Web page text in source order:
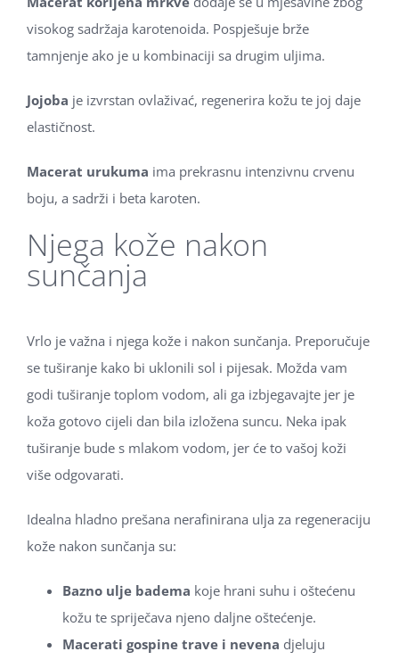
visokog sadržaja karotenoida. Pospješuje brže
tamnjenje ako je u kombinaciji sa drugim uljima.
Jojoba je izvrstan ovlaživać, regenerira kožu te joj daje
elastičnost.
Macerat urukuma ima prekrasnu intenzivnu crvenu
boju, a sadrži i beta karoten.
Njega kože nakon
sunčanja
Vrlo je važna i njega kože i nakon sunčanja. Preporučuje
se tuširanje kako bi uklonili sol i pijesak. Možda vam
godi tuširanje toplom vodom, ali ga izbjegavajte jer je
koža gotovo cijeli dan bila izložena suncu. Neka ipak
tuširanje bude s mlakom vodom, jer će to vašoj koži
više odgovarati.
Idealna hladno prešana nerafinirana ulja za regeneraciju
kože nakon sunčanja su:
Bazno ulje badema koje hrani suhu i oštećenu
kožu te spriječava njeno daljne oštećenje.
Macerati gospine trave i nevena djeluju